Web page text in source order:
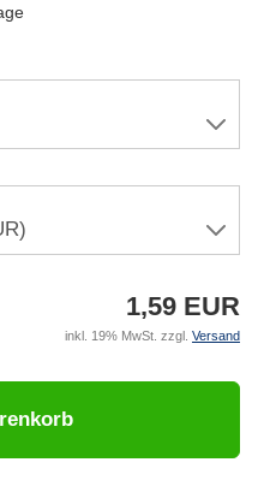
1,59 EUR
inkl. 19% MwSt. zzgl. Versand